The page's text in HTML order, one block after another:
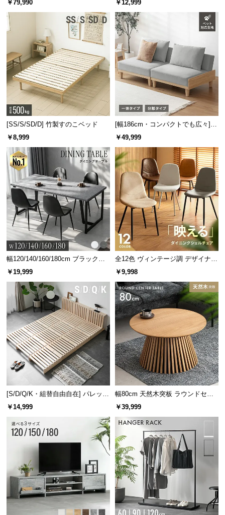
￥79,990 ￥12,999
[SS/S/SD/D] 竹製すのこベッド
￥8,999
[幅186cm・コンパクトでも広々] 3
人掛けソファベッド リクライニン
グ 天然木フレーム 北欧
￥49,999
幅120/140/160/180cm ブラックフ
レーム ダイニング 大理石調 4人掛
￥19,999
全12色 ヴィンテージ調 デザイナー
ズシェルチェア
￥9,998
[S/D/Q/K・組替自由自在] パレット
ベッド 8/12/16枚セット
￥14,999
幅80cm 天然木突板 ラウンドセン
ターテーブル 美しい格子デザイン
￥39,999